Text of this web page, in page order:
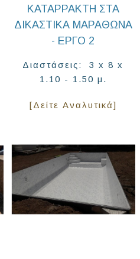
ΚΑΤΑΡΡΆΚΤΗ ΣΤΑ
ΔΙΚΑΣΤΙΚΆ ΜΑΡΑΘΏΝΑ
- ΈΡΓΟ 2
Διαστάσεις: 3 x 8 x
1.10 - 1.50 μ.
[Δείτε Αναλυτικά]